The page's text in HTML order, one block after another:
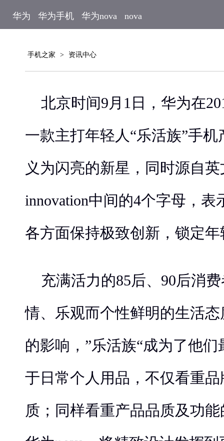
华为 华为手机 华为nova nova
手机之家 > 资讯中心
北京时间9月1日，华为在
一款主打年轻人“乐活族”手机
义为闪亮的新星，同时源自
innovation中间的4个字母，
各方面保持极致创新，锁定
充满活力的85后、90后消
情、乐观而个性鲜明的生活
的影响，”乐活族“成为了他
于日常个人用品，不仅看重
质；同样看重产品品质及功